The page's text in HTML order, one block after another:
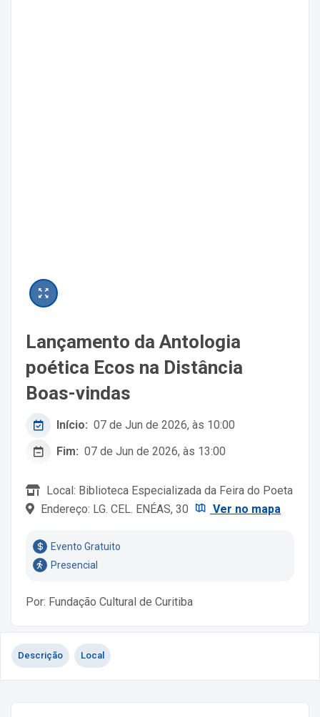
Lançamento da Antologia
poética Ecos na Distância
Boas-vindas
Início: 07 de Jun de 2026, às 10:00
Fim: 07 de Jun de 2026, às 13:00
Local: Biblioteca Especializada da Feira do Poeta
Endereço: LG. CEL. ENÉAS, 30
Ver no mapa
Evento Gratuito
Presencial
Por: Fundação Cultural de Curitiba
Descrição Local